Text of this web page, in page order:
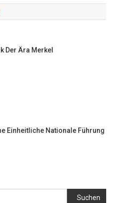
Der Ära Merkel
Einheitliche Nationale Führung
Suchen